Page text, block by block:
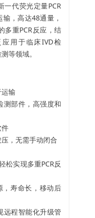
一代荧光定量PCR
，高达48通量，
多重PCR反应，结
用于临床IVD检
等领域。
输
测部件，高强度和
件
，无需手动闭合
松实现多重PCR反
，寿命长，移动后
远程智能化升级管